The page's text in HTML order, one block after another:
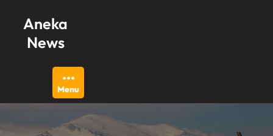
content
Aneka
News
Menu